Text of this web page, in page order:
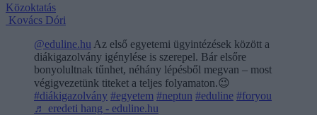
Közoktatás
Kovács Dóri
@eduline.hu Az első egyetemi ügyintézések között a
diákigazolvány igénylése is szerepel. Bár elsőre
bonyolultnak tűnhet, néhány lépésből megvan – most
végigvezetünk titeket a teljes folyamaton.😉
#diákigazolvány #egyetem #neptun #eduline #foryou
♬ eredeti hang - eduline.hu